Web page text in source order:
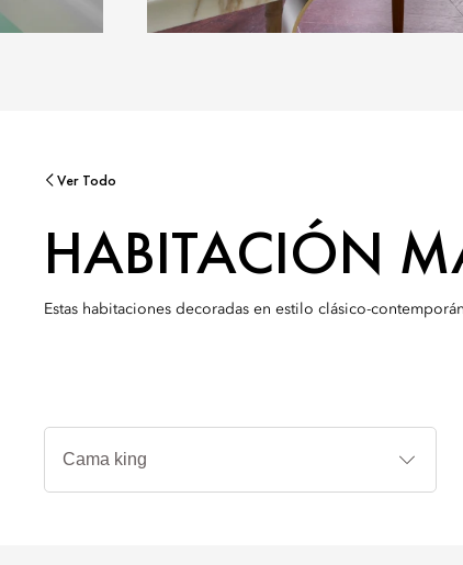
Ver Todo
HABITACIÓN
Estas habitaciones decoradas en estilo clásico-